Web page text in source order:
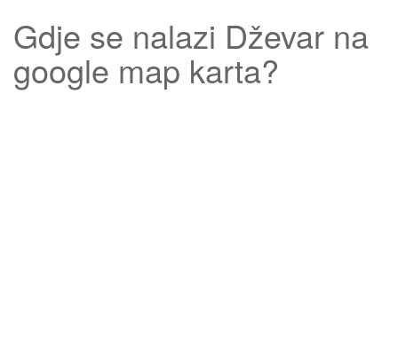
Gdje se nalazi Dževar na
google map karta?